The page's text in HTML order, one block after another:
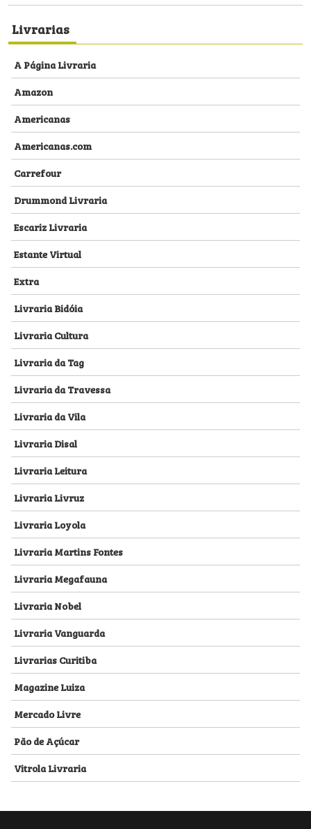
Livrarias
A Página Livraria
Amazon
Americanas
Americanas.com
Carrefour
Drummond Livraria
Escariz Livraria
Estante Virtual
Extra
Livraria Bidóia
Livraria Cultura
Livraria da Tag
Livraria da Travessa
Livraria da Vila
Livraria Disal
Livraria Leitura
Livraria Livruz
Livraria Loyola
Livraria Martins Fontes
Livraria Megafauna
Livraria Nobel
Livraria Vanguarda
Livrarias Curitiba
Magazine Luiza
Mercado Livre
Pão de Açúcar
Vitrola Livraria